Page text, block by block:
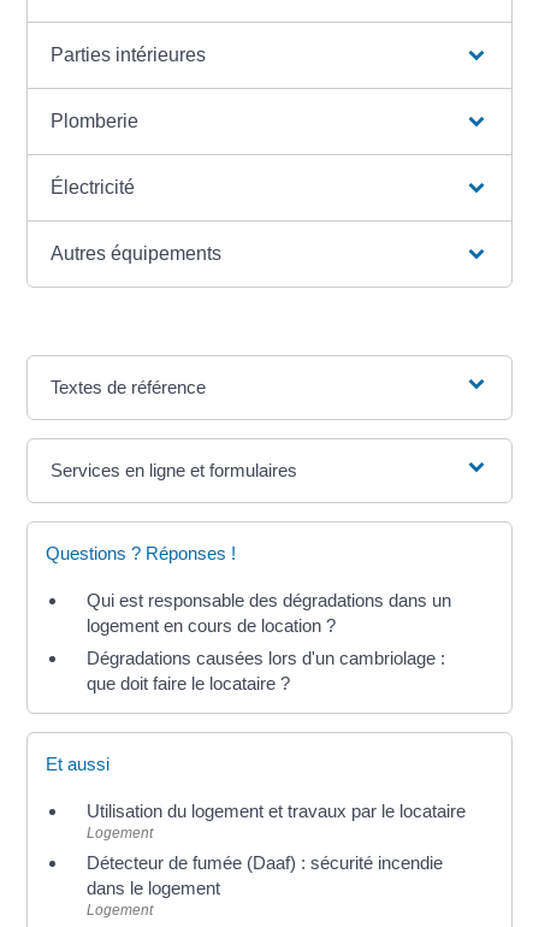
Parties intérieures
Plomberie
Électricité
Autres équipements
Textes de référence
Services en ligne et formulaires
Questions ? Réponses !
Qui est responsable des dégradations dans un
logement en cours de location ?
Dégradations causées lors d'un cambriolage :
que doit faire le locataire ?
Et aussi
Utilisation du logement et travaux par le locataire
Logement
Détecteur de fumée (Daaf) : sécurité incendie
dans le logement
Logement